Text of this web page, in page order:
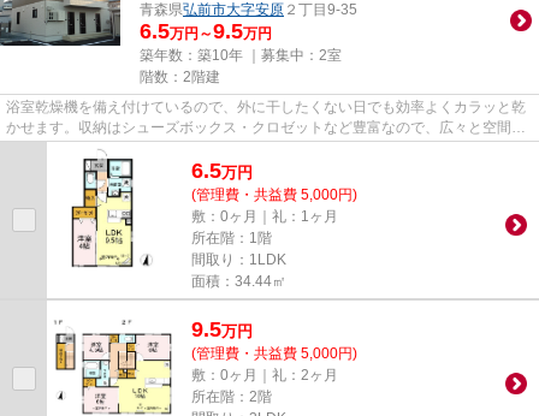
青森県弘前市大字安原 ２丁目9-35
6.5万円～9.5万円
築年数：築10年 ｜募集中： 2室
階数：2階建
浴室乾燥機を備え付けているので、外に干したくない日でも効率よくカラッと乾
かせます。収納はシューズボックス・クロゼットなど豊富なので、広々と空間を
利用することも可能です。ど...
6.5万円
(管理費・共益費 5,000円)
敷：0ヶ月｜礼：1ヶ月
所在階：1階
間取り：1LDK
面積：34.44㎡
9.5万円
(管理費・共益費 5,000円)
敷：0ヶ月｜礼：2ヶ月
所在階：2階